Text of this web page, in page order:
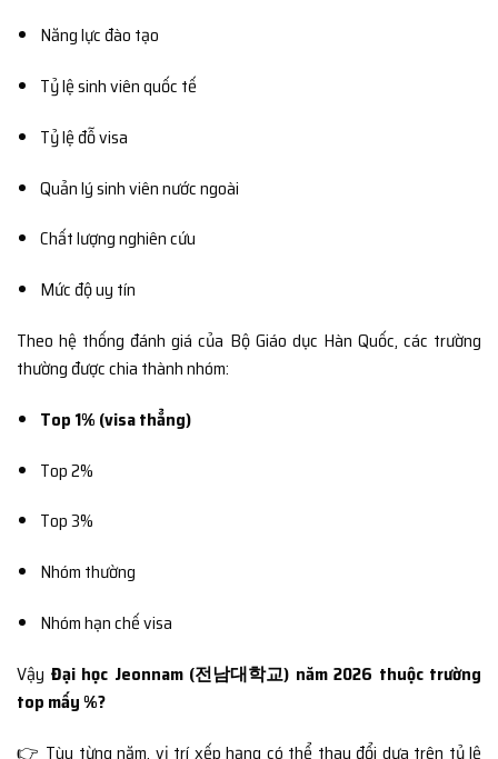
Năng lực đào tạo
Tỷ lệ sinh viên quốc tế
Tỷ lệ đỗ visa
Quản lý sinh viên nước ngoài
Chất lượng nghiên cứu
Mức độ uy tín
Theo hệ thống đánh giá của Bộ Giáo dục Hàn Quốc, các trường
thường được chia thành nhóm:
Top 1% (visa thẳng)
Top 2%
Top 3%
Nhóm thường
Nhóm hạn chế visa
Vậy Đại học Jeonnam (전남대학교) năm 2026 thuộc trường
top mấy %?
👉 Tùy từng năm, vị trí xếp hạng có thể thay đổi dựa trên tỷ lệ